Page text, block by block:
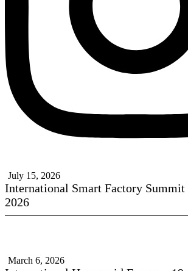
July 15, 2026
International Smart Factory Summit
2026
March 6, 2026